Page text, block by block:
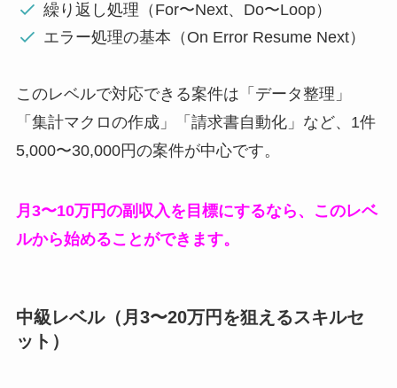
繰り返し処理（For〜Next、Do〜Loop）
エラー処理の基本（On Error Resume Next）
このレベルで対応できる案件は「データ整理」
「集計マクロの作成」「請求書自動化」など、1件
5,000〜30,000円の案件が中心です。
月3〜10万円の副収入を目標にするなら、このレベ
ルから始めることができます。
中級レベル（月3〜20万円を狙えるスキルセ
ット）